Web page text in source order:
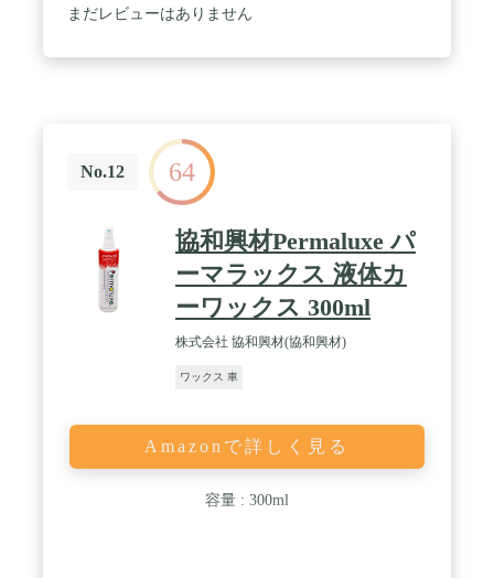
まだレビューはありません
No.12 64
協和興材Permaluxe パ
ーマラックス 液体カ
ーワックス 300ml
株式会社 協和興材(協和興材)
ワックス 車
Amazonで詳しく見る
容量 : 300ml